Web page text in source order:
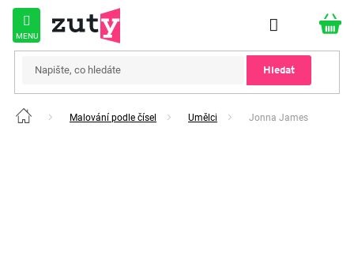
Přejít
obsah
Hledat
Domů Malování podle čísel Umělci Jonna James